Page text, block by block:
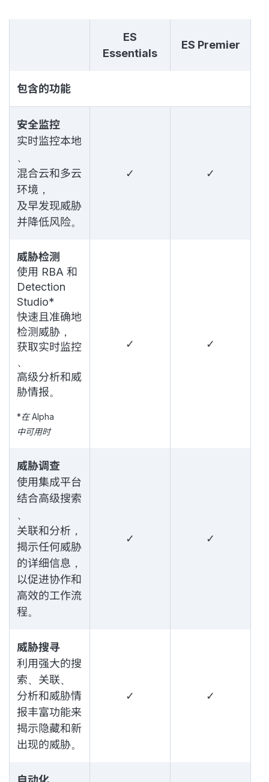
ES
Essentials
ES Premier
包含的功能
安全监控
实时监控本地
、
混合云和多云
环境，
及早发现威胁
并降低风险。
✓ ✓
威胁检测
使用 RBA 和
Detection
Studio*
快速且准确地
检测威胁，
获取实时监控
、
高级分析和威
胁情报。
*在 Alpha
中可用时
✓ ✓
威胁调查
使用集成平台
结合高级搜索
、
关联和分析，
揭示任何威胁
的详细信息，
以促进协作和
高效的工作流
程。
✓ ✓
威胁搜寻
利用强大的搜
索、关联、
分析和威胁情
报丰富功能来
揭示隐藏和新
出现的威胁。
✓ ✓